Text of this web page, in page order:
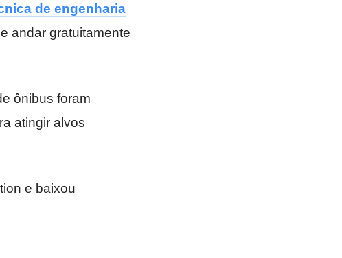
de engenharia
andar gratuitamente
ônibus foram
atingir alvos
e baixou